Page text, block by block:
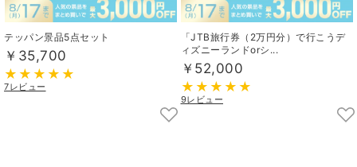
テッパン景品5点セット
￥35,700
7レビュー
「JTB旅行券（2万円分）で行こうデ
ィズニーランドorシ...
￥52,000
9レビュー